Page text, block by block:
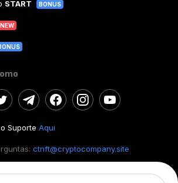
START BONUS
NEW
Suporte Aqui
ctnft@cryptocompany.site